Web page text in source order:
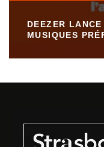
DEEZER
MUSIQUES